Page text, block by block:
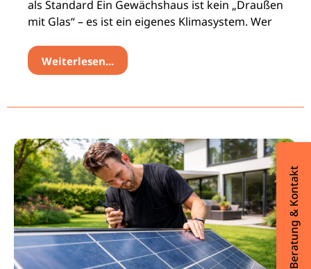
als Standard Ein Gewächshaus ist kein „Draußen
mit Glas“ – es ist ein eigenes Klimasystem. Wer
Weiterlesen...
Beratung & Kontakt